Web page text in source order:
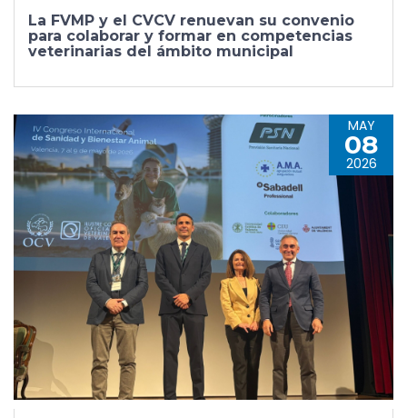
La FVMP y el CVCV renuevan su convenio
para colaborar y formar en competencias
veterinarias del ámbito municipal
MAY
08
2026